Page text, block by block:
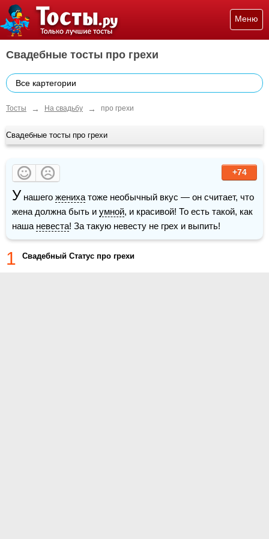
Меню
Свадебные тосты про грехи
Все картегории
Тосты → На свадьбу → про грехи
Свадебные тосты про грехи
+74
У нашего жениха тоже необычный вкус — он считает, что
жена должна быть и умной, и красивой! То есть такой, как
наша невеста! За такую невесту не грех и выпить!
1 Свадебный Статус про грехи